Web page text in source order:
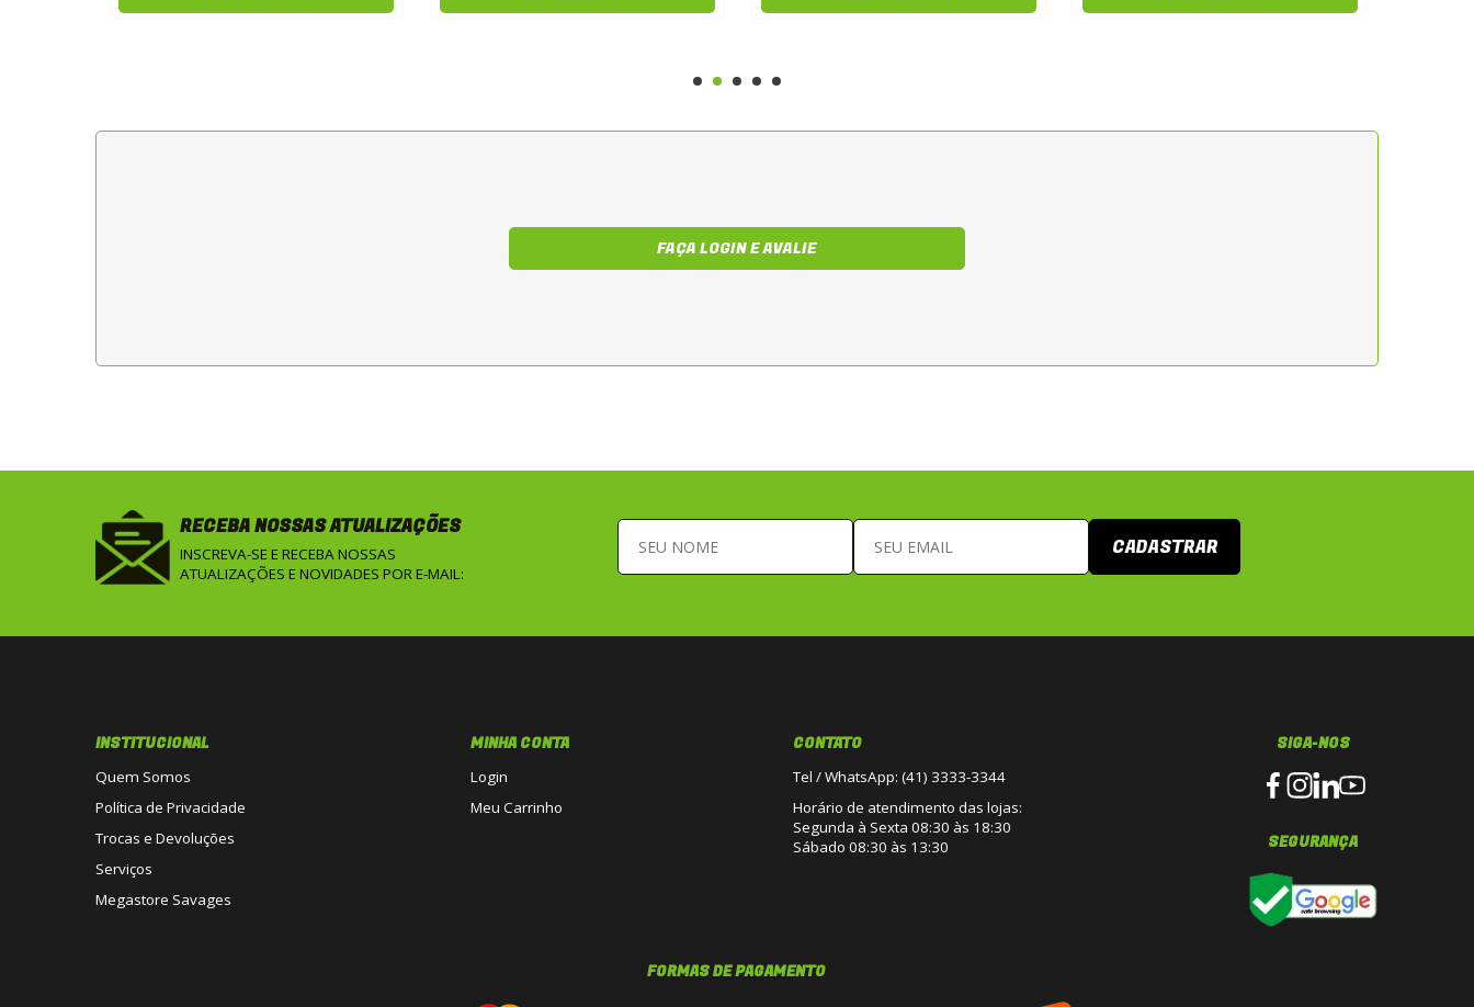
FAÇA LOGIN E AVALIE
RECEBA NOSSAS ATUALIZAÇÕES
INSCREVA-SE E RECEBA NOSSAS
ATUALIZAÇÕES E NOVIDADES POR E-MAIL:
CADASTRAR
INSTITUCIONAL
Quem Somos
Política de Privacidade
Trocas e Devoluções
Serviços
Megastore Savages
MINHA CONTA
Login
Meu Carrinho
CONTATO
Tel / WhatsApp: (41) 3333-3344
Horário de atendimento das lojas:
Segunda à Sexta 08:30 às 18:30
Sábado 08:30 às 13:30
SIGA-NOS
SEGURANÇA
FORMAS DE PAGAMENTO